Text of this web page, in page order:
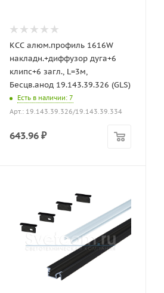
КСС алюм.профиль 1616W
накладн.+диффузор дуга+6
клипс+6 загл., L=3м,
Бесцв.анод 19.143.39.326 (GLS)
Есть в наличии: 7
Арт.: 19.143.39.326/19.143.39.334
643.96 ₽